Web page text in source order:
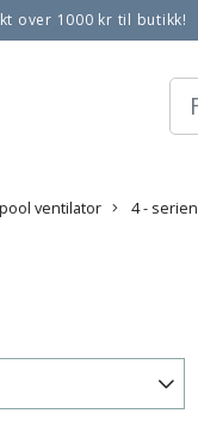
over 1000 kr til butikk!
ventilator 4 - serien